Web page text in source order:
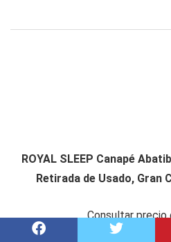
ROYAL SLEEP Canapé
Retirada de Usado, Gran
Consultar precio